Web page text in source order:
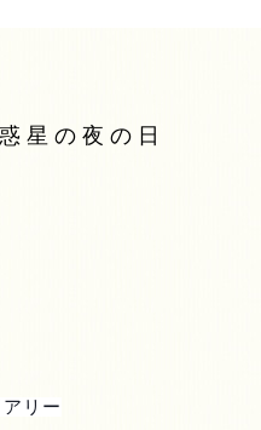
星の夜の日
リー